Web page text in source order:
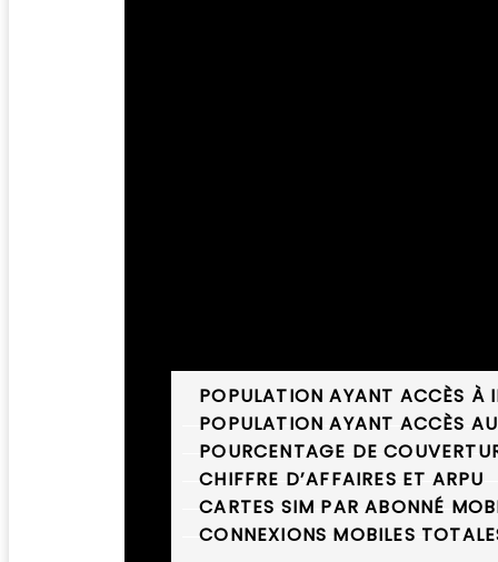
POPULATION AYANT ACCÈS À
POPULATION AYANT ACCÈS
POURCENTAGE DE
CHIFFRE D’AFFAIRES ET ARPU
CARTES SIM PAR ABONNÉ
CONNEXIONS MOBILES